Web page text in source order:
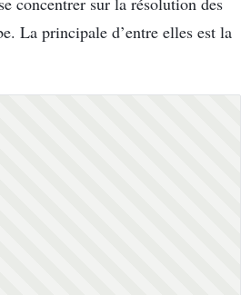
La principale d’entre elles est la